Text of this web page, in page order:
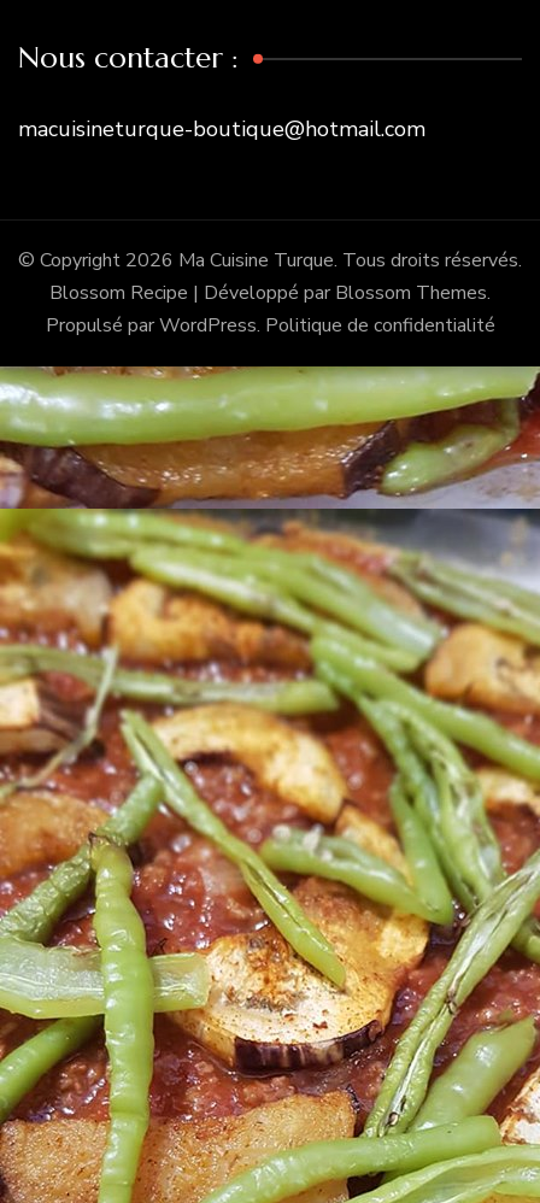
Nous contacter :
macuisineturque-boutique@hotmail.com
© Copyright 2026 Ma Cuisine Turque. Tous droits réservés.
Blossom Recipe | Développé par Blossom Themes.
Propulsé parWordPress. Politique de confidentialité